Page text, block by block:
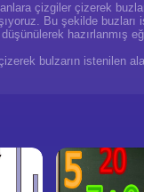
çizgiler çizerek
Bu şekilde
hazırlanmış
bulzarın istenilen